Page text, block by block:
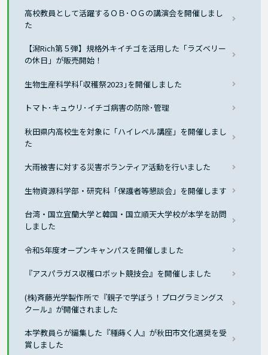
高校教員として活躍するＯＢ･ＯＧの講演会を開催しまし
た
【潟Rich第５弾】規格外キイチゴを活用した「ラズベリー
の休日」が販売開始！
生物生産科学科｢収穫祭2023｣を開催しました
トマト･キュウリ･イチゴ病害の防除･管理
秋田県内高校生を対象に「ハイレベル講座」を開催しまし
た
大雨被害に対する災害ボランティア活動を行いました
生物資源科学部・研究科「保護者等懇談会」を開催します
台湾・国立宜蘭大学と韓国・国立順天大学校が本学を訪問
しました
令和5年度オープンキャンパスを開催しました
『アスパラガス収穫ロボット競技会』を開催しました
(株)斉藤光学製作所で『親子で学ぼう！プログラミングス
クール』が開催されました
本学教員らが編集した『種蒔く人』が秋田市文化選奨を受
賞しました